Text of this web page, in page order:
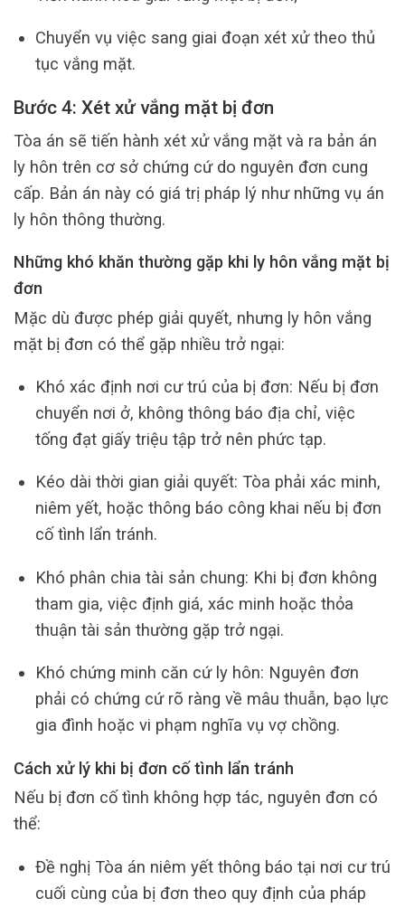
Chuyển vụ việc sang giai đoạn xét xử theo thủ
tục vắng mặt.
Bước 4: Xét xử vắng mặt bị đơn
Tòa án sẽ tiến hành xét xử vắng mặt và ra bản án
ly hôn trên cơ sở chứng cứ do nguyên đơn cung
cấp. Bản án này có giá trị pháp lý như những vụ án
ly hôn thông thường.
Những khó khăn thường gặp khi ly hôn vắng mặt bị
đơn
Mặc dù được phép giải quyết, nhưng ly hôn vắng
mặt bị đơn có thể gặp nhiều trở ngại:
Khó xác định nơi cư trú của bị đơn: Nếu bị đơn
chuyển nơi ở, không thông báo địa chỉ, việc
tống đạt giấy triệu tập trở nên phức tạp.
Kéo dài thời gian giải quyết: Tòa phải xác minh,
niêm yết, hoặc thông báo công khai nếu bị đơn
cố tình lẩn tránh.
Khó phân chia tài sản chung: Khi bị đơn không
tham gia, việc định giá, xác minh hoặc thỏa
thuận tài sản thường gặp trở ngại.
Khó chứng minh căn cứ ly hôn: Nguyên đơn
phải có chứng cứ rõ ràng về mâu thuẫn, bạo lực
gia đình hoặc vi phạm nghĩa vụ vợ chồng.
Cách xử lý khi bị đơn cố tình lẩn tránh
Nếu bị đơn cố tình không hợp tác, nguyên đơn có
thể:
Đề nghị Tòa án niêm yết thông báo tại nơi cư trú
cuối cùng của bị đơn theo quy định của pháp